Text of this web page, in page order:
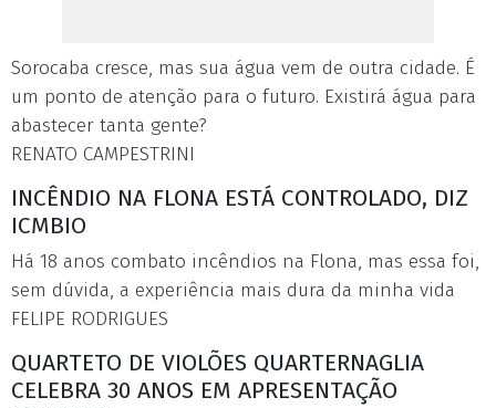
Sorocaba cresce, mas sua água vem de outra cidade. É
um ponto de atenção para o futuro. Existirá água para
abastecer tanta gente?
RENATO CAMPESTRINI
INCÊNDIO NA FLONA ESTÁ CONTROLADO, DIZ
ICMBIO
Há 18 anos combato incêndios na Flona, mas essa foi,
sem dúvida, a experiência mais dura da minha vida
FELIPE RODRIGUES
QUARTETO DE VIOLÕES QUARTERNAGLIA
CELEBRA 30 ANOS EM APRESENTAÇÃO